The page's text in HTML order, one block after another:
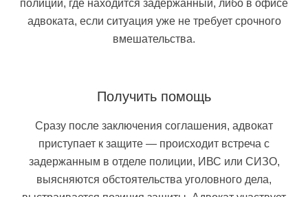
полиции, где находится задержанный, либо в офисе
адвоката, если ситуация уже не требует срочного
вмешательства.
Получить помощь
Сразу после заключения соглашения, адвокат
приступает к защите — происходит встреча с
задержанным в отделе полиции, ИВС или СИЗО,
выясняются обстоятельства уголовного дела,